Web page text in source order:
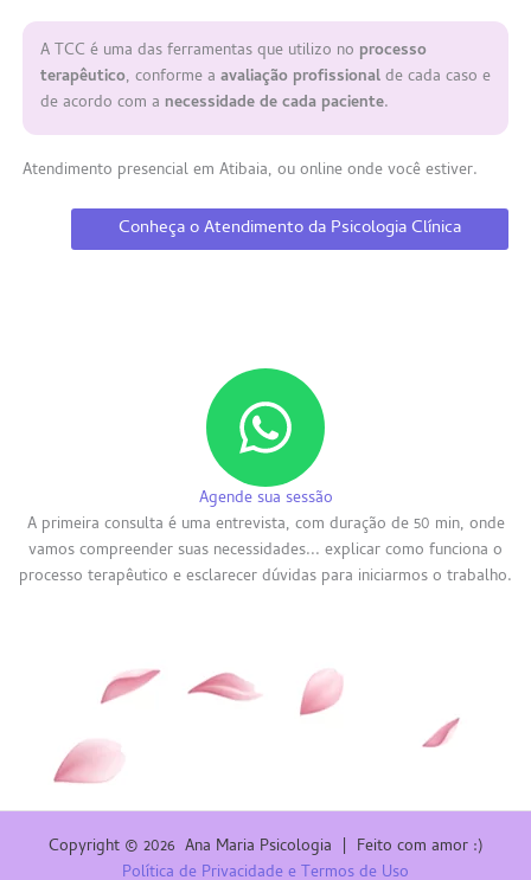
A TCC é uma das ferramentas que utilizo no processo
terapêutico, conforme a avaliação profissionalde cada caso e
de acordo com a necessidade de cada paciente.
Atendimento presencial em Atibaia, ou online onde você estiver.
Conheça o Atendimento da Psicologia Clínica
Agende sua sessão
A primeira consulta é uma entrevista, com duração de 50 min, onde
vamos compreender suas necessidades... explicar como funciona o
processo terapêutico e esclarecer dúvidas para iniciarmos o trabalho.
Copyright © 2026 Ana Maria Psicologia | Feito com amor :)
Política de Privacidade e Termos de Uso